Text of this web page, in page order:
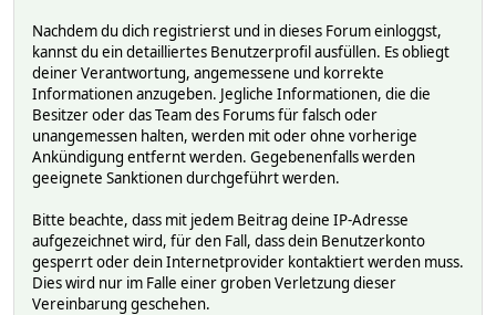
Nachdem du dich registrierst und in dieses Forum einloggst,
kannst du ein detailliertes Benutzerprofil ausfüllen. Es obliegt
deiner Verantwortung, angemessene und korrekte
Informationen anzugeben. Jegliche Informationen, die die
Besitzer oder das Team des Forums für falsch oder
unangemessen halten, werden mit oder ohne vorherige
Ankündigung entfernt werden. Gegebenenfalls werden
geeignete Sanktionen durchgeführt werden.
Bitte beachte, dass mit jedem Beitrag deine IP-Adresse
aufgezeichnet wird, für den Fall, dass dein Benutzerkonto
gesperrt oder dein Internetprovider kontaktiert werden muss.
Dies wird nur im Falle einer groben Verletzung dieser
Vereinbarung geschehen.